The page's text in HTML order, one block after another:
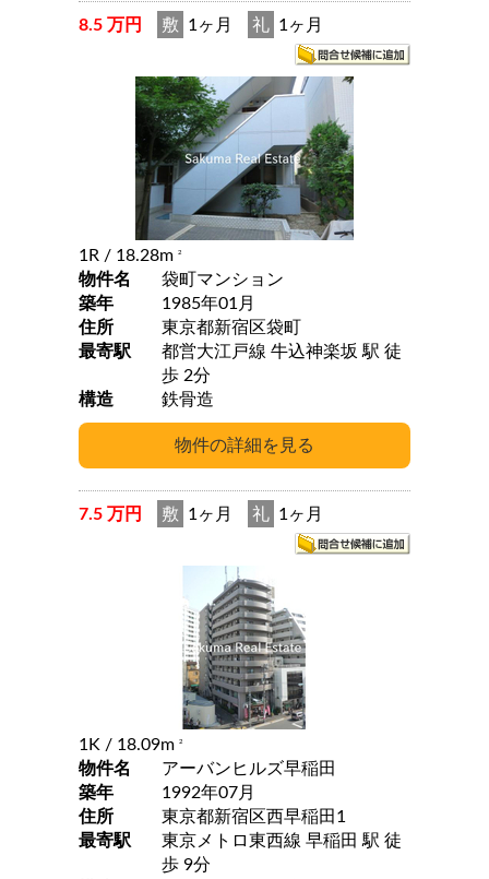
8.5 万円 敷 1ヶ月 礼 1ヶ月
1R / 18.28m 2
物件名
袋町マンション
築年
1985年01月
住所
東京都新宿区袋町
最寄駅
都営大江戸線 牛込神楽坂 駅 徒
歩 2分
構造
鉄骨造
7.5 万円 敷 1ヶ月 礼 1ヶ月
1K / 18.09m 2
物件名
アーバンヒルズ早稲田
築年
1992年07月
住所
東京都新宿区西早稲田1
最寄駅
東京メトロ東西線 早稲田 駅 徒
歩 9分